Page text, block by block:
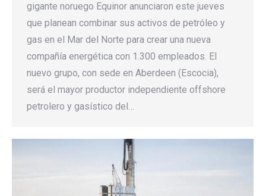
gigante noruego Equinor anunciaron este jueves
que planean combinar sus activos de petróleo y
gas en el Mar del Norte para crear una nueva
compañía energética con 1.300 empleados. El
nuevo grupo, con sede en Aberdeen (Escocia),
será el mayor productor independiente offshore
petrolero y gasístico del…